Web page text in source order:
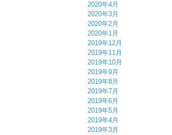
2020年4月
2020年3月
2020年2月
2020年1月
2019年12月
2019年11月
2019年10月
2019年9月
2019年8月
2019年7月
2019年6月
2019年5月
2019年4月
2019年3月